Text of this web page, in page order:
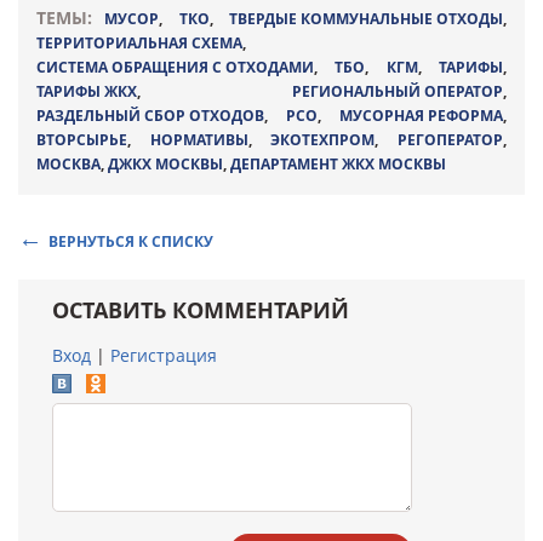
ТЕМЫ:
МУСОР, ТКО, ТВЕРДЫЕ КОММУНАЛЬНЫЕ ОТХОДЫ,
ТЕРРИТОРИАЛЬНАЯ СХЕМА,
СИСТЕМА ОБРАЩЕНИЯ С ОТХОДАМИ,ТБО, КГМ,ТАРИФЫ,
ТАРИФЫ ЖКХ, РЕГИОНАЛЬНЫЙ ОПЕРАТОР,
РАЗДЕЛЬНЫЙ СБОР ОТХОДОВ, РСО, МУСОРНАЯ РЕФОРМА,
ВТОРСЫРЬЕ, НОРМАТИВЫ,ЭКОТЕХПРОМ, РЕГОПЕРАТОР,
МОСКВА,ДЖКХ МОСКВЫ,ДЕПАРТАМЕНТ ЖКХ МОСКВЫ
ВЕРНУТЬСЯ К СПИСКУ
ОСТАВИТЬ КОММЕНТАРИЙ
Вход | Регистрация